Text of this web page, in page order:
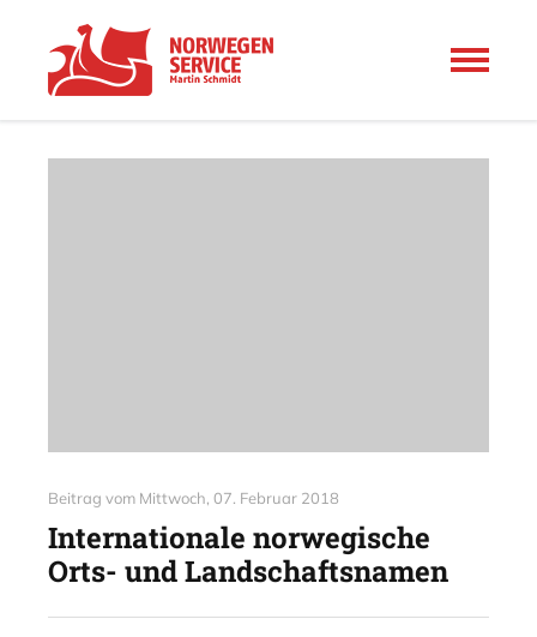
Beitrag vom Mittwoch, 07. Februar 2018
Internationale norwegische
Orts- und Landschaftsnamen